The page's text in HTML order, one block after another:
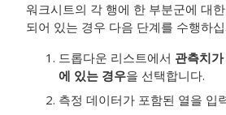
워크시트의 각 행에 한 부분군에 대
되어 있는 경우 다음 단계를 수행하
드롭다운 리스트에서 관측치
에 있는 경우을 선택합니다.
측정 데이터가 포함된 열을 입